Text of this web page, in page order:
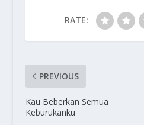
RATE:
PREVIOUS
Kau Beberkan Semua
Keburukanku